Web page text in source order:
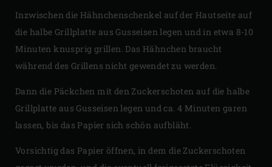
Inzwischen die Hähnchenschenkel auf der Hautseite auf
die halbe Grillplatte aus Gusseisen legen und in etwa 8-10
Minuten knusprig grillen. Das Hähnchen braucht
während des Grillens nicht gewendet zu werden.
Dann die Päckchen mit den Zuckerschoten auf die halbe
Grillplatte aus Gusseisen legen und ca. 4 Minuten garen
lassen, bis das Papier sich schön aufbläht.
Vorsichtig das Papier öffnen, in dem die Zuckerschoten